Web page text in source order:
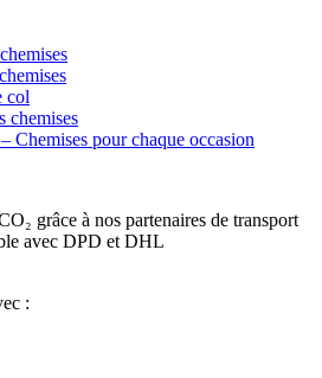
col
chemises
Chemises pour chaque occasion
grâce à nos partenaires de transport
avec DPD et DHL
: